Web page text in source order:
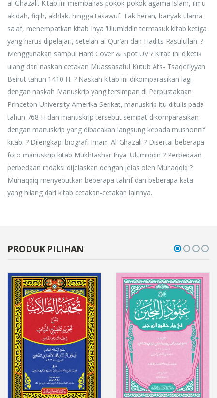
al-Ghazali. Kitab ini membahas pokok-pokok agama Islam, ilmu
akidah, fiqih, akhlak, hingga tasawuf. Tak heran, banyak ulama
salaf, menempatkan kitab Ihya ‘Ulumiddin termasuk kitab ketiga
yang harus dipelajari, setelah al-Qur’an dan Hadits Rasulullah. ?
Menggunakan sampul Hard Cover & Spot UV ? Kitab ini diketik
ulang dari naskah cetakan Muassasatul Kutub Ats- Tsaqofiyyah
Beirut tahun 1410 H. ? Naskah kitab ini dikomparasikan lagi
dengan naskah Manuskrip yang tersimpan di Perpustakaan
Princeton University Amerika Serikat, manuskrip itu ditulis pada
tahun 768 H dan manuskrip tersebut sempat dikomparasikan
dengan manuskrip yang dibacakan langsung kepada mushonnif
kitab. ? Dilengkapi biografi Imam Al-Ghazali ? Disertai beberapa
foto manuskrip kitab Mukhtashar Ihya 'Ulumiddin ? Perbedaan-
perbedaan redaksi dijelaskan dengan jelas oleh Muhaqqiq ?
Muhaqqiq menyebutkan beberapa tahrif dan beberapa kata
yang hilang dari kitab cetakan-cetakan lainnya.
PRODUK PILIHAN